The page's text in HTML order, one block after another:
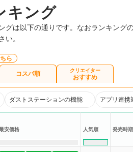
キング
は以下の通りです。なおランキング
い。
ら
コスパ順 クリエイター
おすすめ
ダストステーションの機能 アプリ連携
安価格 人気順 発売時期